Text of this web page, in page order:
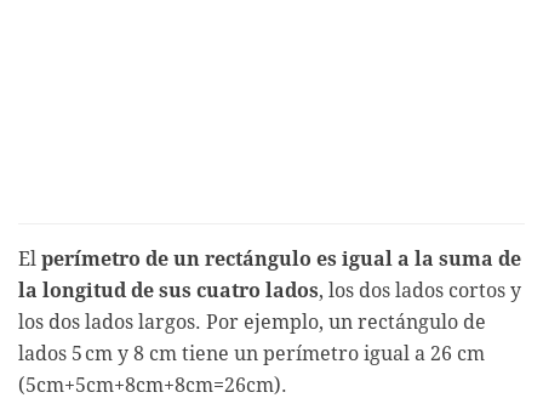
El perímetro de un rectángulo es igual a la suma de
la longitud de sus cuatro lados, los dos lados cortos y
los dos lados largos. Por ejemplo, un rectángulo de
lados 5 cm y 8 cm tiene un perímetro igual a 26 cm
(5cm+5cm+8cm+8cm=26cm).